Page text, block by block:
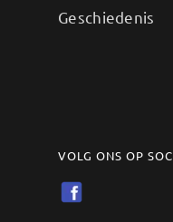
Geschiedenis
VOLG ONS OP